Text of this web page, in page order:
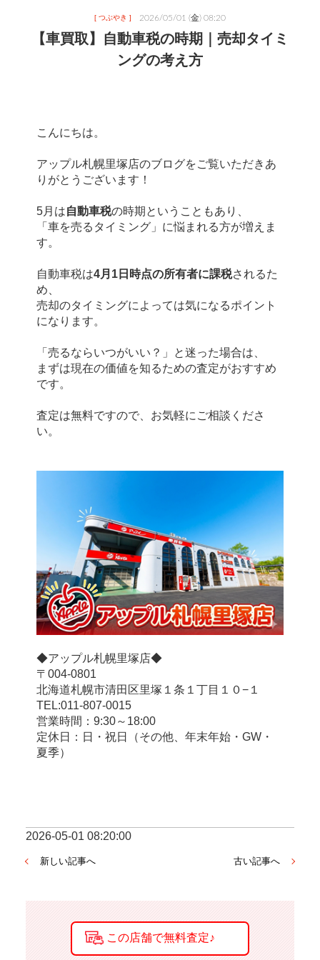
[ つぶやき ] 2026/05/01 (金) 08:20
【車買取】自動車税の時期｜売却タイミ
ングの考え方
こんにちは。
アップル札幌里塚店のブログをご覧いただきあ
りがとうございます！
5月は自動車税の時期ということもあり、
「車を売るタイミング」に悩まれる方が増えま
す。
自動車税は4月1日時点の所有者に課税されるた
め、
売却のタイミングによっては気になるポイント
になります。
「売るならいつがいい？」と迷った場合は、
まずは現在の価値を知るための査定がおすすめ
です。
査定は無料ですので、お気軽にご相談くださ
い。
◆アップル札幌里塚店◆
〒004-0801
北海道札幌市清田区里塚１条１丁目１０−１
TEL:011-807-0015
営業時間：9:30～18:00
定休日：日・祝日（その他、年末年始・GW・
夏季）
2026-05-01 08:20:00
新しい記事へ 古い記事へ